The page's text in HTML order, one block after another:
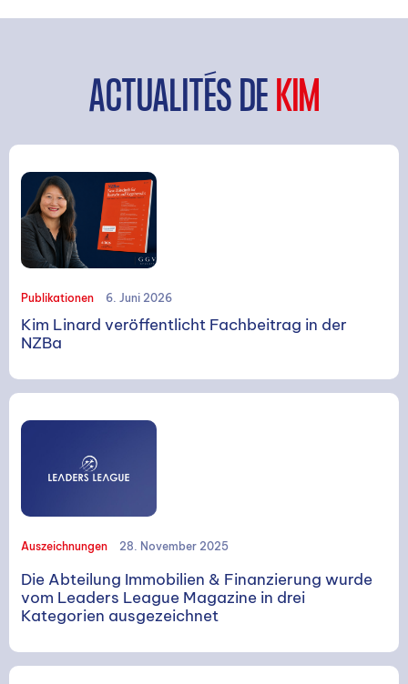
SUCHE
ACTUALITÉS DE KIM
Publikationen 6. Juni 2026
Kim Linard veröffentlicht Fachbeitrag in der
NZBa
Auszeichnungen 28. November 2025
Die Abteilung Immobilien & Finanzierung wurde
vom Leaders League Magazine in drei
Kategorien ausgezeichnet